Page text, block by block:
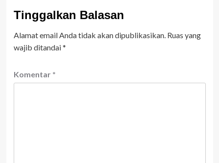
Tinggalkan Balasan
Alamat email Anda tidak akan dipublikasikan. Ruas yang
wajib ditandai*
Komentar *